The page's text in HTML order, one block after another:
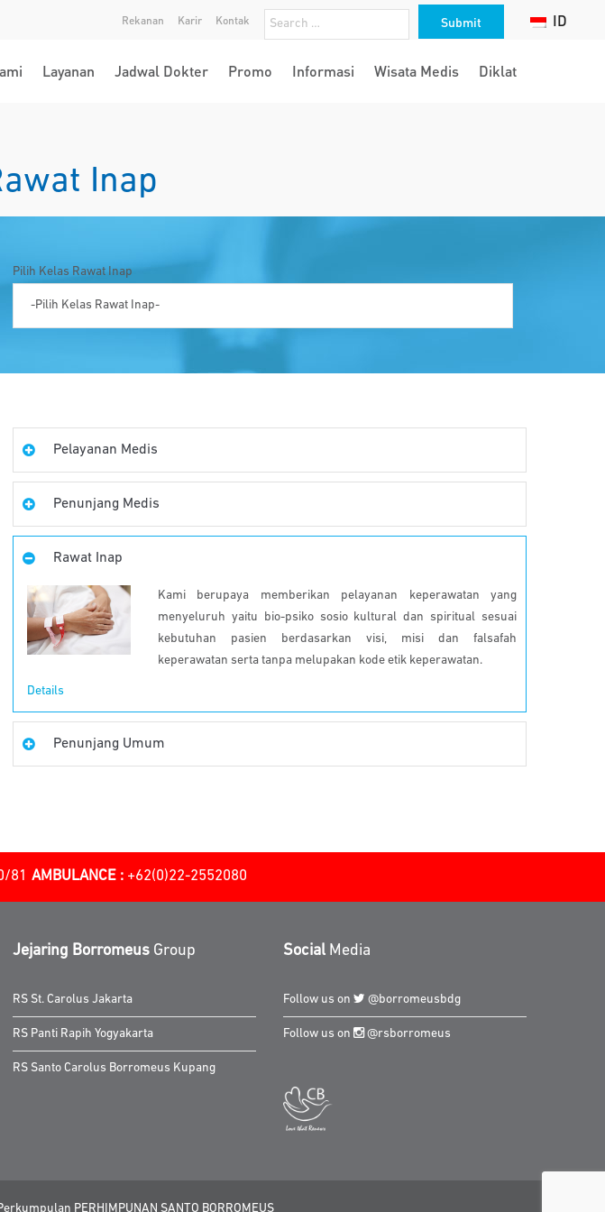
Rekanan Karir Kontak ID
Layanan Jadwal Dokter Promo Informasi Wisata Medis Diklat
Inap
Pilih Kelas Rawat Inap
Pelayanan Medis
Penunjang Medis
Rawat Inap
Kami berupaya memberikan pelayanan keperawatan yang
menyeluruh yaitu bio-psiko sosio kultural dan spiritual sesuai
kebutuhan pasien berdasarkan visi, misi dan falsafah
keperawatan serta tanpa melupakan kode etik keperawatan.
Details
Penunjang Umum
81 AMBULANCE : +62(0)22-2552080
Jejaring Borromeus Group
RS St. Carolus Jakarta
RS Panti Rapih Yogyakarta
RS Santo Carolus Borromeus Kupang
Social Media
Follow us on @borromeusbdg
Follow us on @rsborromeus
PERHIMPUNAN SANTO BORROMEUS